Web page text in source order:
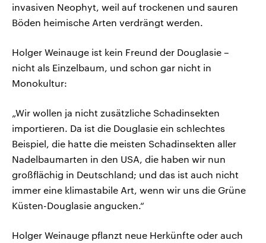
invasiven Neophyt, weil auf trockenen und sauren
Böden heimische Arten verdrängt werden.
Holger Weinauge ist kein Freund der Douglasie –
nicht als Einzelbaum, und schon gar nicht in
Monokultur:
„Wir wollen ja nicht zusätzliche Schadinsekten
importieren. Da ist die Douglasie ein schlechtes
Beispiel, die hatte die meisten Schadinsekten aller
Nadelbaumarten in den USA, die haben wir nun
großflächig in Deutschland; und das ist auch nicht
immer eine klimastabile Art, wenn wir uns die Grüne
Küsten-Douglasie angucken.“
Holger Weinauge pflanzt neue Herkünfte oder auch